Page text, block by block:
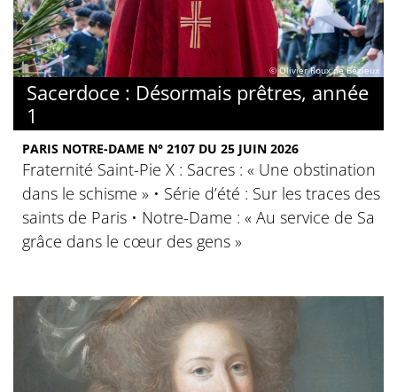
© Olivier Roux de Bézieux
Sacerdoce : Désormais prêtres, année
1
PARIS NOTRE-DAME N° 2107 DU 25 JUIN 2026
Fraternité Saint-Pie X : Sacres : « Une obstination
dans le schisme » • Série d’été : Sur les traces des
saints de Paris • Notre-Dame : « Au service de Sa
grâce dans le cœur des gens »